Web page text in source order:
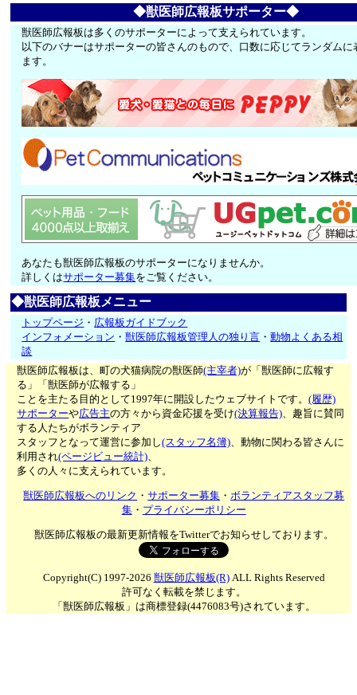
◆獣医師広報板サポーター◆
獣医師広報板は多くのサポーターによって支えられています。
以下のバナーはサポーターの皆さんのもので、口数に応じてランダムに
ます。
あなたも獣医師広報板のサポーターになりませんか。
詳しくはサポーター募集をご覧ください。
◆獣医師広報板メニュー
トップページ ・ 広報板ガイドブック
インフォメーション ・獣医師広報板管理人の独り言 ・動物よくある相
談
獣医師広報板は、町の犬猫病院の獣医師(主宰者)が「獣医師に広報す
る」「獣医師が広報する」
ことを主たる目的として1997年に開設したウェブサイトです。(履歴)
サポーターや広告主の方々から資金応援を受け(決算報告)、趣旨に賛同
する人たちがボランティア
スタッフとなって運営に参加し(スタッフ名簿)、動物に関わる皆さんに
利用され(ページビュー統計)、
多くの人々に支えられています。
獣医師広報板へのリンク ・サポーター募集 ・ボランティアスタッフ募
集・ プライバシーポリシー
獣医師広報板の最新更新情報をTwitterでお知らせしております。
Copyright(C) 1997-2026 獣医師広報板(R)ALL Rights Reserved
許可なく転載を禁じます。
「獣医師広報板」は商標登録(4476083号)されています。